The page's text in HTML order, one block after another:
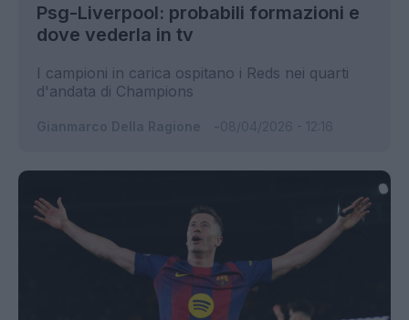
Psg-Liverpool: probabili formazioni e
dove vederla in tv
I campioni in carica ospitano i Reds nei quarti
d'andata di Champions